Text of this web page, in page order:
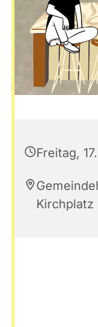
Freitag,
Kirchplatz